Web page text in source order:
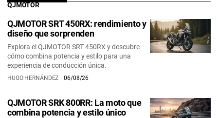
QJMOTOR
QJMOTOR SRT 450RX: rendimiento y
diseño que sorprenden
Explora el QJMOTOR SRT 450RX y descubre
cómo combina potencia y estilo para una
experiencia de conducción única.
HUGO HERNÁNDEZ 06/08/26
QJMOTOR SRK 800RR: La moto que
combina potencia y estilo único